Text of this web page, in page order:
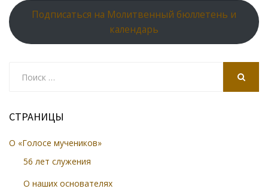
Подписаться на Молитвенный бюллетень и
календарь
СТРАНИЦЫ
О «Голосе мучеников»
56 лет служения
О наших основателях